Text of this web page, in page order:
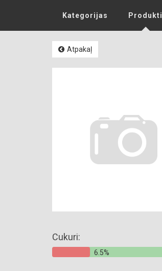
Kategorijas Produkti
Atpakaļ
Cukuri:
6.5%